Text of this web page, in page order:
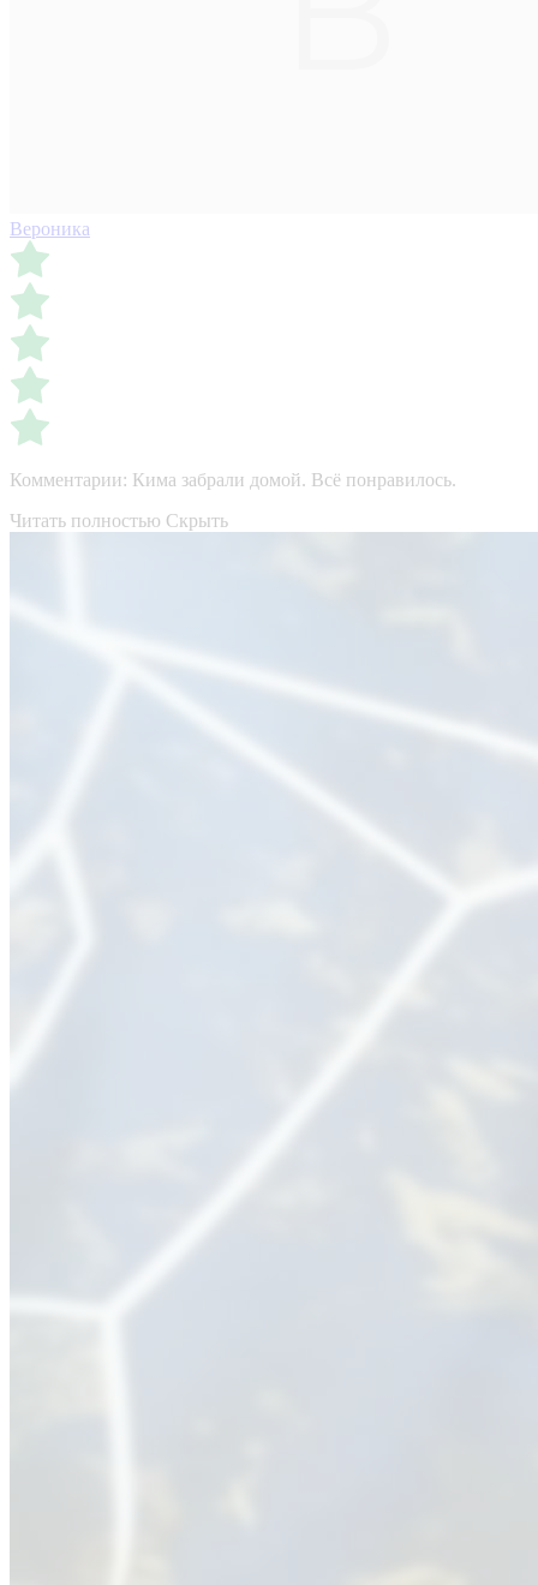
Вероника
Комментарии: Кима забрали домой. Всё понравилось.
Читать полностью Скрыть